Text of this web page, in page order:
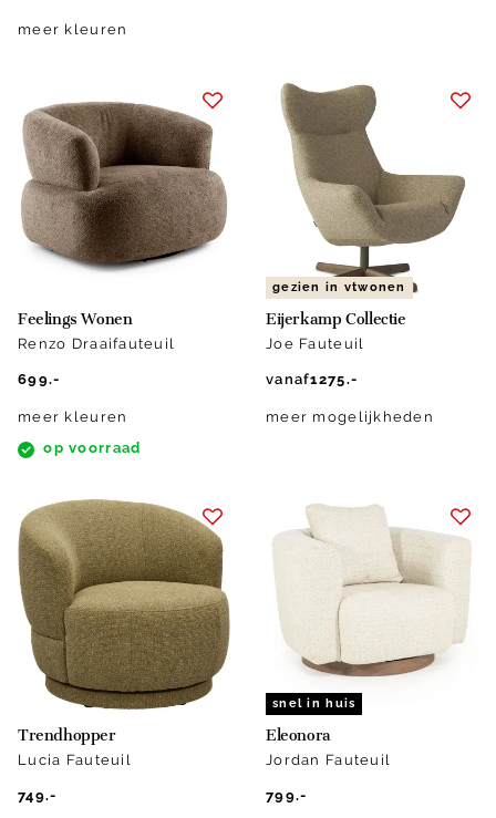
meer kleuren
Feelings Wonen
Renzo Draaifauteuil
699.-
meer kleuren
op voorraad
gezien in vtwonen
Eijerkamp Collectie
Joe Fauteuil
vanaf1275.-
meer mogelijkheden
Trendhopper
Lucia Fauteuil
749.-
snel in huis
Eleonora
Jordan Fauteuil
799.-